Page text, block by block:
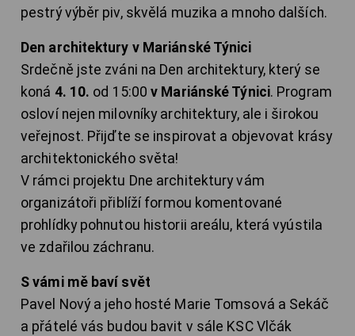
pestrý výběr piv, skvělá muzika a mnoho dalších.
Den architektury v Mariánské Týnici
Srdečně jste zváni na Den architektury, který se
koná 4. 10. od 15:00v Mariánské Týnici. Program
osloví nejen milovníky architektury, ale i širokou
veřejnost. Přijďte se inspirovat a objevovat krásy
architektonického světa!
V rámci projektu Dne architektury vám
organizátoři přiblíží formou komentované
prohlídky pohnutou historii areálu, která vyústila
ve zdařilou záchranu.
S vámi mě baví svět
Pavel Nový a jeho hosté Marie Tomsová a Sekáč
a přátelé vás budou bavit v sále KSC Vlčák